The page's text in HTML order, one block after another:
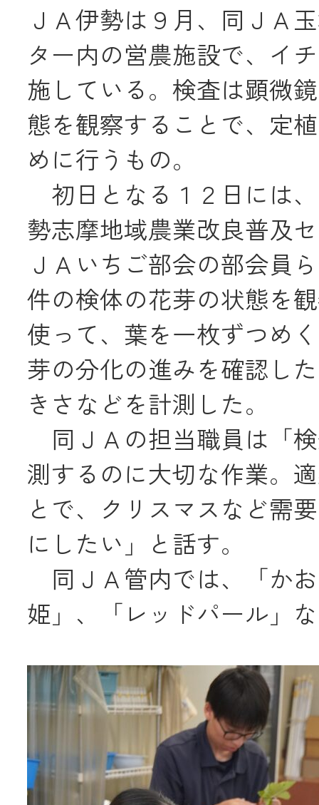
農業
食
JAバンク
JA共済
くらし
JA伊勢について
店舗・ATM・
メールでのお
ＪＡ伊勢は９月、同ＪＡ
ター内の営農施設で、イ
施している。検査は顕微
態を観察することで、定
めに行うもの。
初日となる１２日には
勢志摩地域農業改良普及
ＪＡいちご部会の部会員
件の検体の花芽の状態を
使って、葉を一枚ずつめ
芽の分化の進みを確認し
きさなどを計測した。
同ＪＡの担当職員は「
測するのに大切な作業。
とで、クリスマスなど需
にしたい」と話す。
同ＪＡ管内では、「か
姫」、「レッドパール」